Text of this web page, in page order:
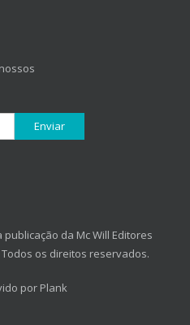
publicação da Mc Will Editores
os direitos reservados.
por Plank